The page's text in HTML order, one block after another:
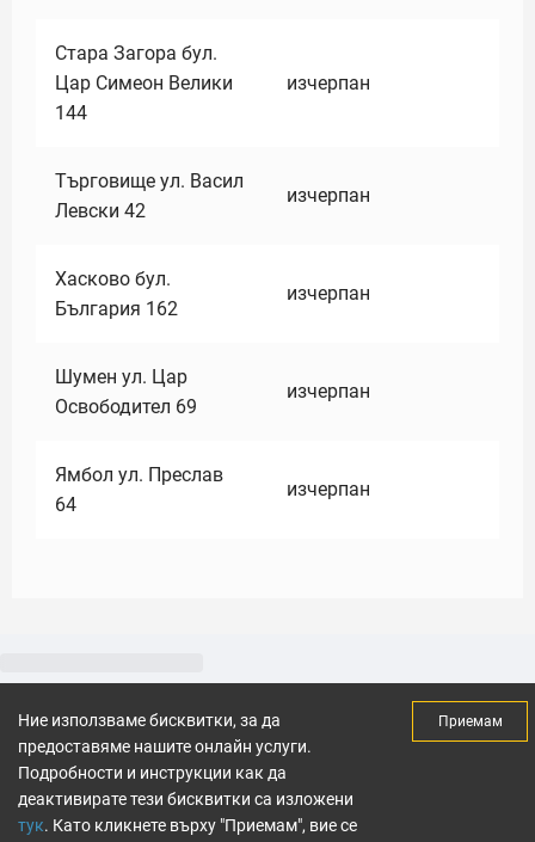
Стара Загора бул.
Цар Симеон Велики
144
изчерпан
Търговище ул. Васил
Левски 42
изчерпан
Хасково бул.
България 162
изчерпан
Шумен ул. Цар
Освободител 69
изчерпан
Ямбол ул. Преслав
64
изчерпан
Ние използваме бисквитки, за да
предоставяме нашите онлайн услуги.
Подробности и инструкции как да
деактивирате тези бисквитки са изложени
тук. Като кликнете върху "Приемам", вие се
Приемам